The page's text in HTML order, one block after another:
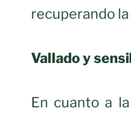
recuperando la
Vallado y
En cuanto a